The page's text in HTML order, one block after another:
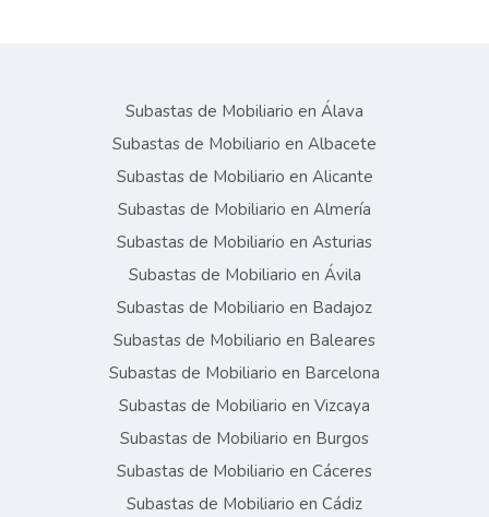
Subastas de Mobiliario en Álava
Subastas de Mobiliario en Albacete
Subastas de Mobiliario en Alicante
Subastas de Mobiliario en Almería
Subastas de Mobiliario en Asturias
Subastas de Mobiliario en Ávila
Subastas de Mobiliario en Badajoz
Subastas de Mobiliario en Baleares
Subastas de Mobiliario en Barcelona
Subastas de Mobiliario en Vizcaya
Subastas de Mobiliario en Burgos
Subastas de Mobiliario en Cáceres
Subastas de Mobiliario en Cádiz